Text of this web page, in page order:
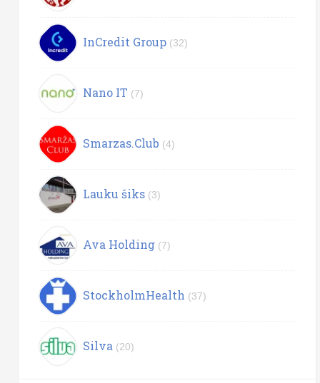
InCredit Group (32)
Nano IT (7)
Smarzas.Club (4)
Lauku šiks (3)
Ava Holding (7)
StockholmHealth (37)
Silva (20)